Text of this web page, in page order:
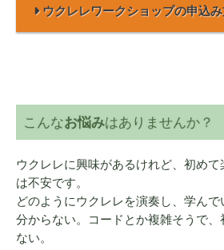
ウクレレワークショップの申込
こんなお悩みはありませんか？
ウクレレに興味があるけれど、初め
は不安です。
どのようにウクレレを演奏し、学ん
分からない。コードとか複雑そうで
ない。